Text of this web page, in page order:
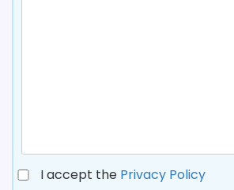
I accept the Privacy Policy